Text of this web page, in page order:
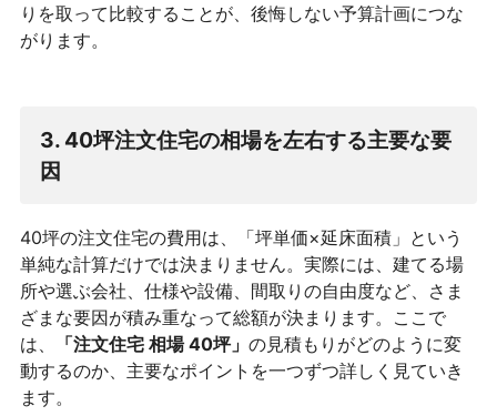
りを取って比較することが、後悔しない予算計画につな
がります。
3. 40坪注文住宅の相場を左右する主要な要
因
40坪の注文住宅の費用は、「坪単価×延床面積」という
単純な計算だけでは決まりません。実際には、建てる場
所や選ぶ会社、仕様や設備、間取りの自由度など、さま
ざまな要因が積み重なって総額が決まります。ここで
は、
「注文住宅 相場 40坪」 の見積もりがどのように変
動するのか、主要なポイントを一つずつ詳しく見ていき
ます。